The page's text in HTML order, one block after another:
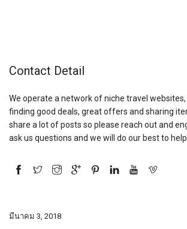
Contact Detail
We operate a network of niche travel
finding good deals, great offers and sharing
share a lot of posts so please reach out and
ask us questions and we will do our best to
มีนาคม 3, 2018